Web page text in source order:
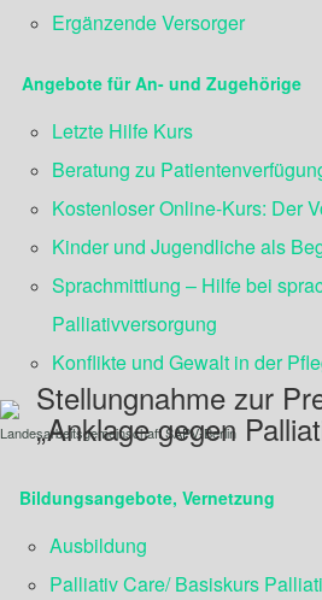
Ergänzende Versorger
Angebote für An- und Zugehörige
Letzte Hilfe Kurs
Beratung zu
Kostenloser Online-Kurs: Der
Kinder und Jugendliche als
Sprachmittlung – Hilfe bei
Palliativversorgung
Konflikte und Gewalt in der
Landesarbeitsgemeinschaft SAPV-Berlin
Bildungsangebote, Vernetzung
Ausbildung
Palliativ Care/ Basiskurs
Stellungnahme zur
„Anklage gegen